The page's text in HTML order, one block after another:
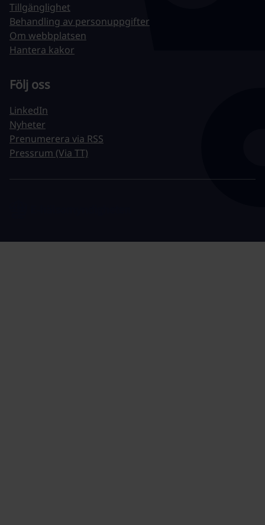
Tillgänglighet
Behandling av personuppgifter
Om webbplatsen
Hantera kakor
Följ oss
LinkedIn
Nyheter
Prenumerera via RSS
Pressrum (Via TT)